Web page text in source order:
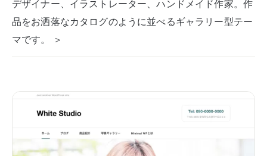
デザイナー、イラストレーター、ハンドメイド作家。作
品をお洒落なカタログのように並べるギャラリー型テー
マです。 ＞